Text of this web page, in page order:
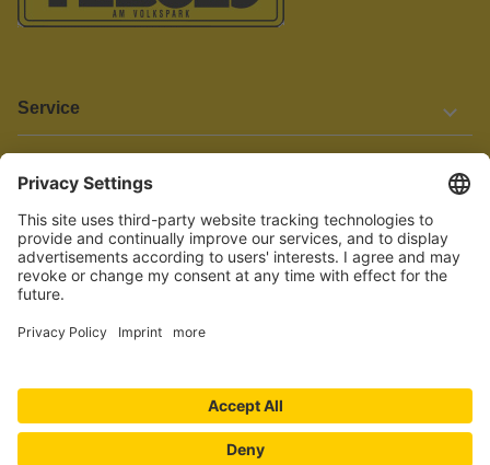
Service
Informationen
Barrierefreiheit
Wir bemühen uns, unsere Website barrierefrei zu gestalten.
Einige Inhalte und Funktionen sind derzeit jedoch noch nicht
vollständig zugänglich. Wenn Sie auf Barrieren stoßen oder Hilfe
benötigen, kontaktieren Sie uns bitte unter service[at]knutzen.de.
Vertrag widerrufen
© 2026 TEBOLO